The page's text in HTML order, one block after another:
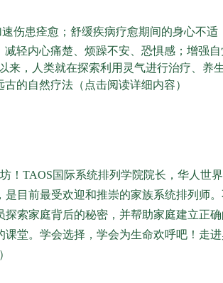
伤患痊愈； 舒缓疾病疗愈期间的身心不适
轻内心痛楚、烦躁不安、恐惧感；增强
来，人类就在探索利用灵气进行治疗、
的自然疗法（点击阅读详细内容）
！TAOS国际系统排列学院院长，华人世
目前最受欢迎和推崇的家族系统排列师
索家庭背后的秘密，并帮助家庭建立正
堂。学会选择，学会为生命欢呼吧！走